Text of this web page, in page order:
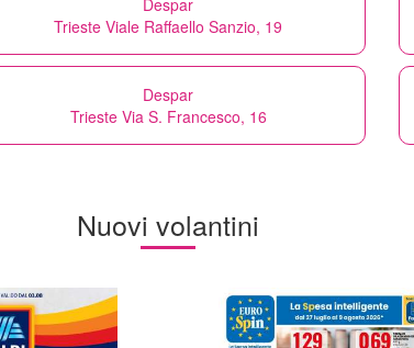
Trieste Viale Raffaello Sanzio, 19
Despar
Trieste Via S. Francesco, 16
Nuovi volantini